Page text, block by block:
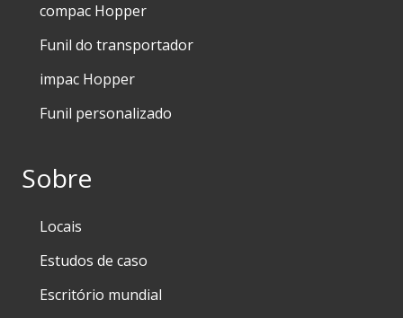
compac Hopper
Funil do transportador
impac Hopper
Funil personalizado
Sobre
Locais
Estudos de caso
Escritório mundial